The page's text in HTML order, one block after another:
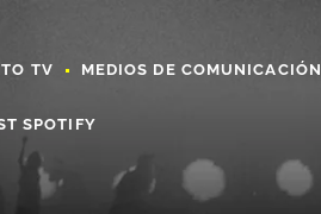
TV MEDIOS DE COMUNICACIÓN
SPOTIFY